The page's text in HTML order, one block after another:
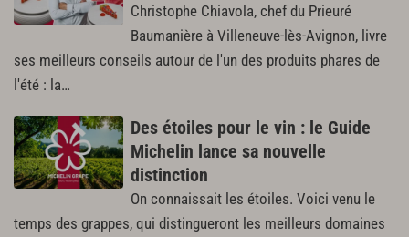
Christophe Chiavola, chef du Prieuré
Baumanière à Villeneuve-lès-Avignon, livre
ses meilleurs conseils autour de l'un des produits phares de
l'été : la…
Des étoiles pour le vin : le Guide
Michelin lance sa nouvelle
distinction
On connaissait les étoiles. Voici venu le
temps des grappes, qui distingueront les meilleurs domaines